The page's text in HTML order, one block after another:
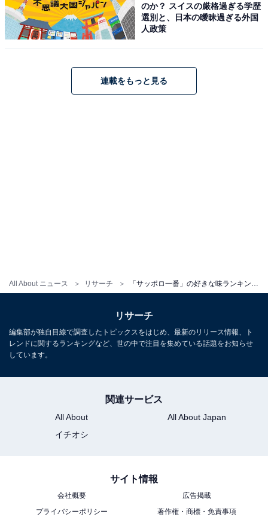
All About ニュース リサーチ
第2位は、「しょうゆ味」発売から2年後の1968年に発売
された「サッポロ一番 みそラーメン」。
くなる味で好きだから（48歳女性／岐阜県）」「昔なが
らにこだわりがあって、味噌のコクがたまらないです！
（49歳女性／東京都）」「元々味噌ラーメンが好きで、
したスープが“コクがあっておいしい”とのコメントが多
のか？ スイスの厳格過ぎる学歴
選別と、日本の曖昧過ぎる外国
人政策
連載をもっと見る
リサーチ
編集部が独自目線で調査したトピックスをはじめ、最新のリリース情報、ト
レンドに関するランキングなど、世の中で注目を集めている話題をお知らせ
しています。
関連サービス
All About
All About Japan
イチオシ
サイト情報
会社概要
広告掲載
プライバシーポリシー
著作権・商標・免責事項